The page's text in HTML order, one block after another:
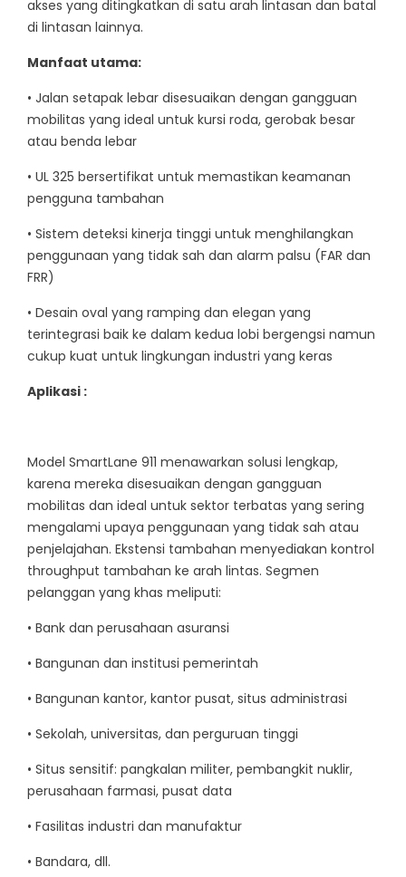
akses yang ditingkatkan di satu arah lintasan dan batal
di lintasan lainnya.
Manfaat utama:
• Jalan setapak lebar disesuaikan dengan gangguan
mobilitas yang ideal untuk kursi roda, gerobak besar
atau benda lebar
• UL 325 bersertifikat untuk memastikan keamanan
pengguna tambahan
• Sistem deteksi kinerja tinggi untuk menghilangkan
penggunaan yang tidak sah dan alarm palsu (FAR dan
FRR)
• Desain oval yang ramping dan elegan yang
terintegrasi baik ke dalam kedua lobi bergengsi namun
cukup kuat untuk lingkungan industri yang keras
Aplikasi :
Model SmartLane 911 menawarkan solusi lengkap,
karena mereka disesuaikan dengan gangguan
mobilitas dan ideal untuk sektor terbatas yang sering
mengalami upaya penggunaan yang tidak sah atau
penjelajahan. Ekstensi tambahan menyediakan kontrol
throughput tambahan ke arah lintas. Segmen
pelanggan yang khas meliputi:
• Bank dan perusahaan asuransi
• Bangunan dan institusi pemerintah
• Bangunan kantor, kantor pusat, situs administrasi
• Sekolah, universitas, dan perguruan tinggi
• Situs sensitif: pangkalan militer, pembangkit nuklir,
perusahaan farmasi, pusat data
• Fasilitas industri dan manufaktur
• Bandara, dll.